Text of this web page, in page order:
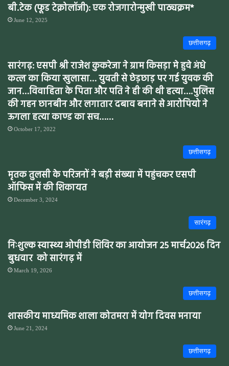
बी.टेक (फूड टेक्नोलॉजी): एक रोजगारोन्मुखी पाठ्यक्रम*
June 12, 2025
छत्तीसगढ़
सारंगढ़: एसपी श्री राजेश कुकरेजा ने ग्राम किसड़ा मे हुवे अंधे
कत्ल का किया खुलासा… युवती से छेड़छाड़ पर गई युवक की
जान…विवाहिता के पिता और पति ने ही की थी हत्या….पुलिस
की गहन छानबीन और लगातार दबाव बनाने से आरोपियो ने
ऊगला हत्या काण्ड का सच……
October 17, 2022
छत्तीसगढ़
मृतक तुलसी के परिजनों ने बड़ी संख्या में पहुंचकर एसपी
ऑफिस में की शिकायत
December 3, 2024
सारंगढ़
निःशुल्क स्वास्थ्य ओपीडी शिविर का आयोजन 25 मार्च2026 दिन
बुधवार को सारंगढ़ में
March 19, 2026
छत्तीसगढ़
शासकीय माध्यमिक शाला कोतमरा में योग दिवस मनाया
June 21, 2024
छत्तीसगढ़